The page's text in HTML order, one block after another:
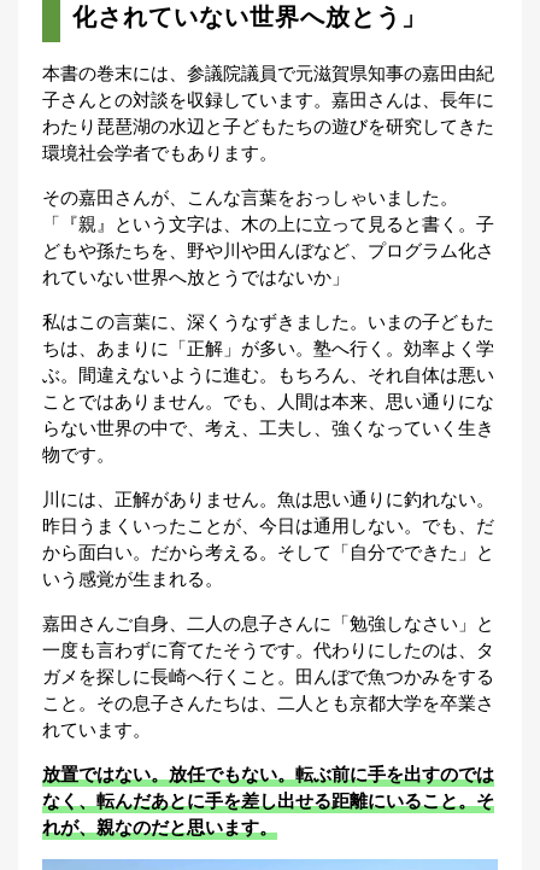
化されていない世界へ放とう」
本書の巻末には、参議院議員で元滋賀県知事の嘉田由紀
子さんとの対談を収録しています。嘉田さんは、長年に
わたり琵琶湖の水辺と子どもたちの遊びを研究してきた
環境社会学者でもあります。
その嘉田さんが、こんな言葉をおっしゃいました。
「『親』という文字は、木の上に立って見ると書く。子
どもや孫たちを、野や川や田んぼなど、プログラム化さ
れていない世界へ放とうではないか」
私はこの言葉に、深くうなずきました。いまの子どもた
ちは、あまりに「正解」が多い。塾へ行く。効率よく学
ぶ。間違えないように進む。もちろん、それ自体は悪い
ことではありません。でも、人間は本来、思い通りにな
らない世界の中で、考え、工夫し、強くなっていく生き
物です。
川には、正解がありません。魚は思い通りに釣れない。
昨日うまくいったことが、今日は通用しない。でも、だ
から面白い。だから考える。そして「自分でできた」と
いう感覚が生まれる。
嘉田さんご自身、二人の息子さんに「勉強しなさい」と
一度も言わずに育てたそうです。代わりにしたのは、タ
ガメを探しに長崎へ行くこと。田んぼで魚つかみをする
こと。その息子さんたちは、二人とも京都大学を卒業さ
れています。
放置ではない。放任でもない。転ぶ前に手を出すのでは
なく、転んだあとに手を差し出せる距離にいること。そ
れが、親なのだと思います。